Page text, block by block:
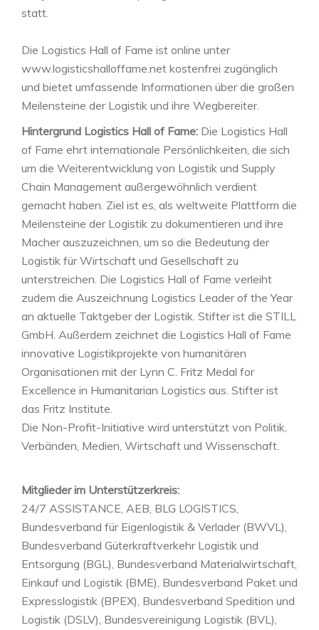
statt.
Die Logistics Hall of Fame ist online unter
www.logisticshalloffame.net kostenfrei zugänglich
und bietet umfassende Informationen über die großen
Meilensteine der Logistik und ihre Wegbereiter.
Hintergrund Logistics Hall of Fame: Die Logistics Hall
of Fame ehrt internationale Persönlichkeiten, die sich
um die Weiterentwicklung von Logistik und Supply
Chain Management außergewöhnlich verdient
gemacht haben. Ziel ist es, als weltweite Plattform die
Meilensteine der Logistik zu dokumentieren und ihre
Macher auszuzeichnen, um so die Bedeutung der
Logistik für Wirtschaft und Gesellschaft zu
unterstreichen. Die Logistics Hall of Fame verleiht
zudem die Auszeichnung Logistics Leader of the Year
an aktuelle Taktgeber der Logistik. Stifter ist die STILL
GmbH. Außerdem zeichnet die Logistics Hall of Fame
innovative Logistikprojekte von humanitären
Organisationen mit der Lynn C. Fritz Medal for
Excellence in Humanitarian Logistics aus. Stifter ist
das Fritz Institute.
Die Non-Profit-Initiative wird unterstützt von Politik,
Verbänden, Medien, Wirtschaft und Wissenschaft.
Mitglieder im Unterstützerkreis:
24/7 ASSISTANCE, AEB, BLG LOGISTICS,
Bundesverband für Eigenlogistik & Verlader (BWVL),
Bundesverband Güterkraftverkehr Logistik und
Entsorgung (BGL), Bundesverband Materialwirtschaft,
Einkauf und Logistik (BME), Bundesverband Paket und
Expresslogistik (BPEX), Bundesverband Spedition und
Logistik (DSLV), Bundesvereinigung Logistik (BVL),